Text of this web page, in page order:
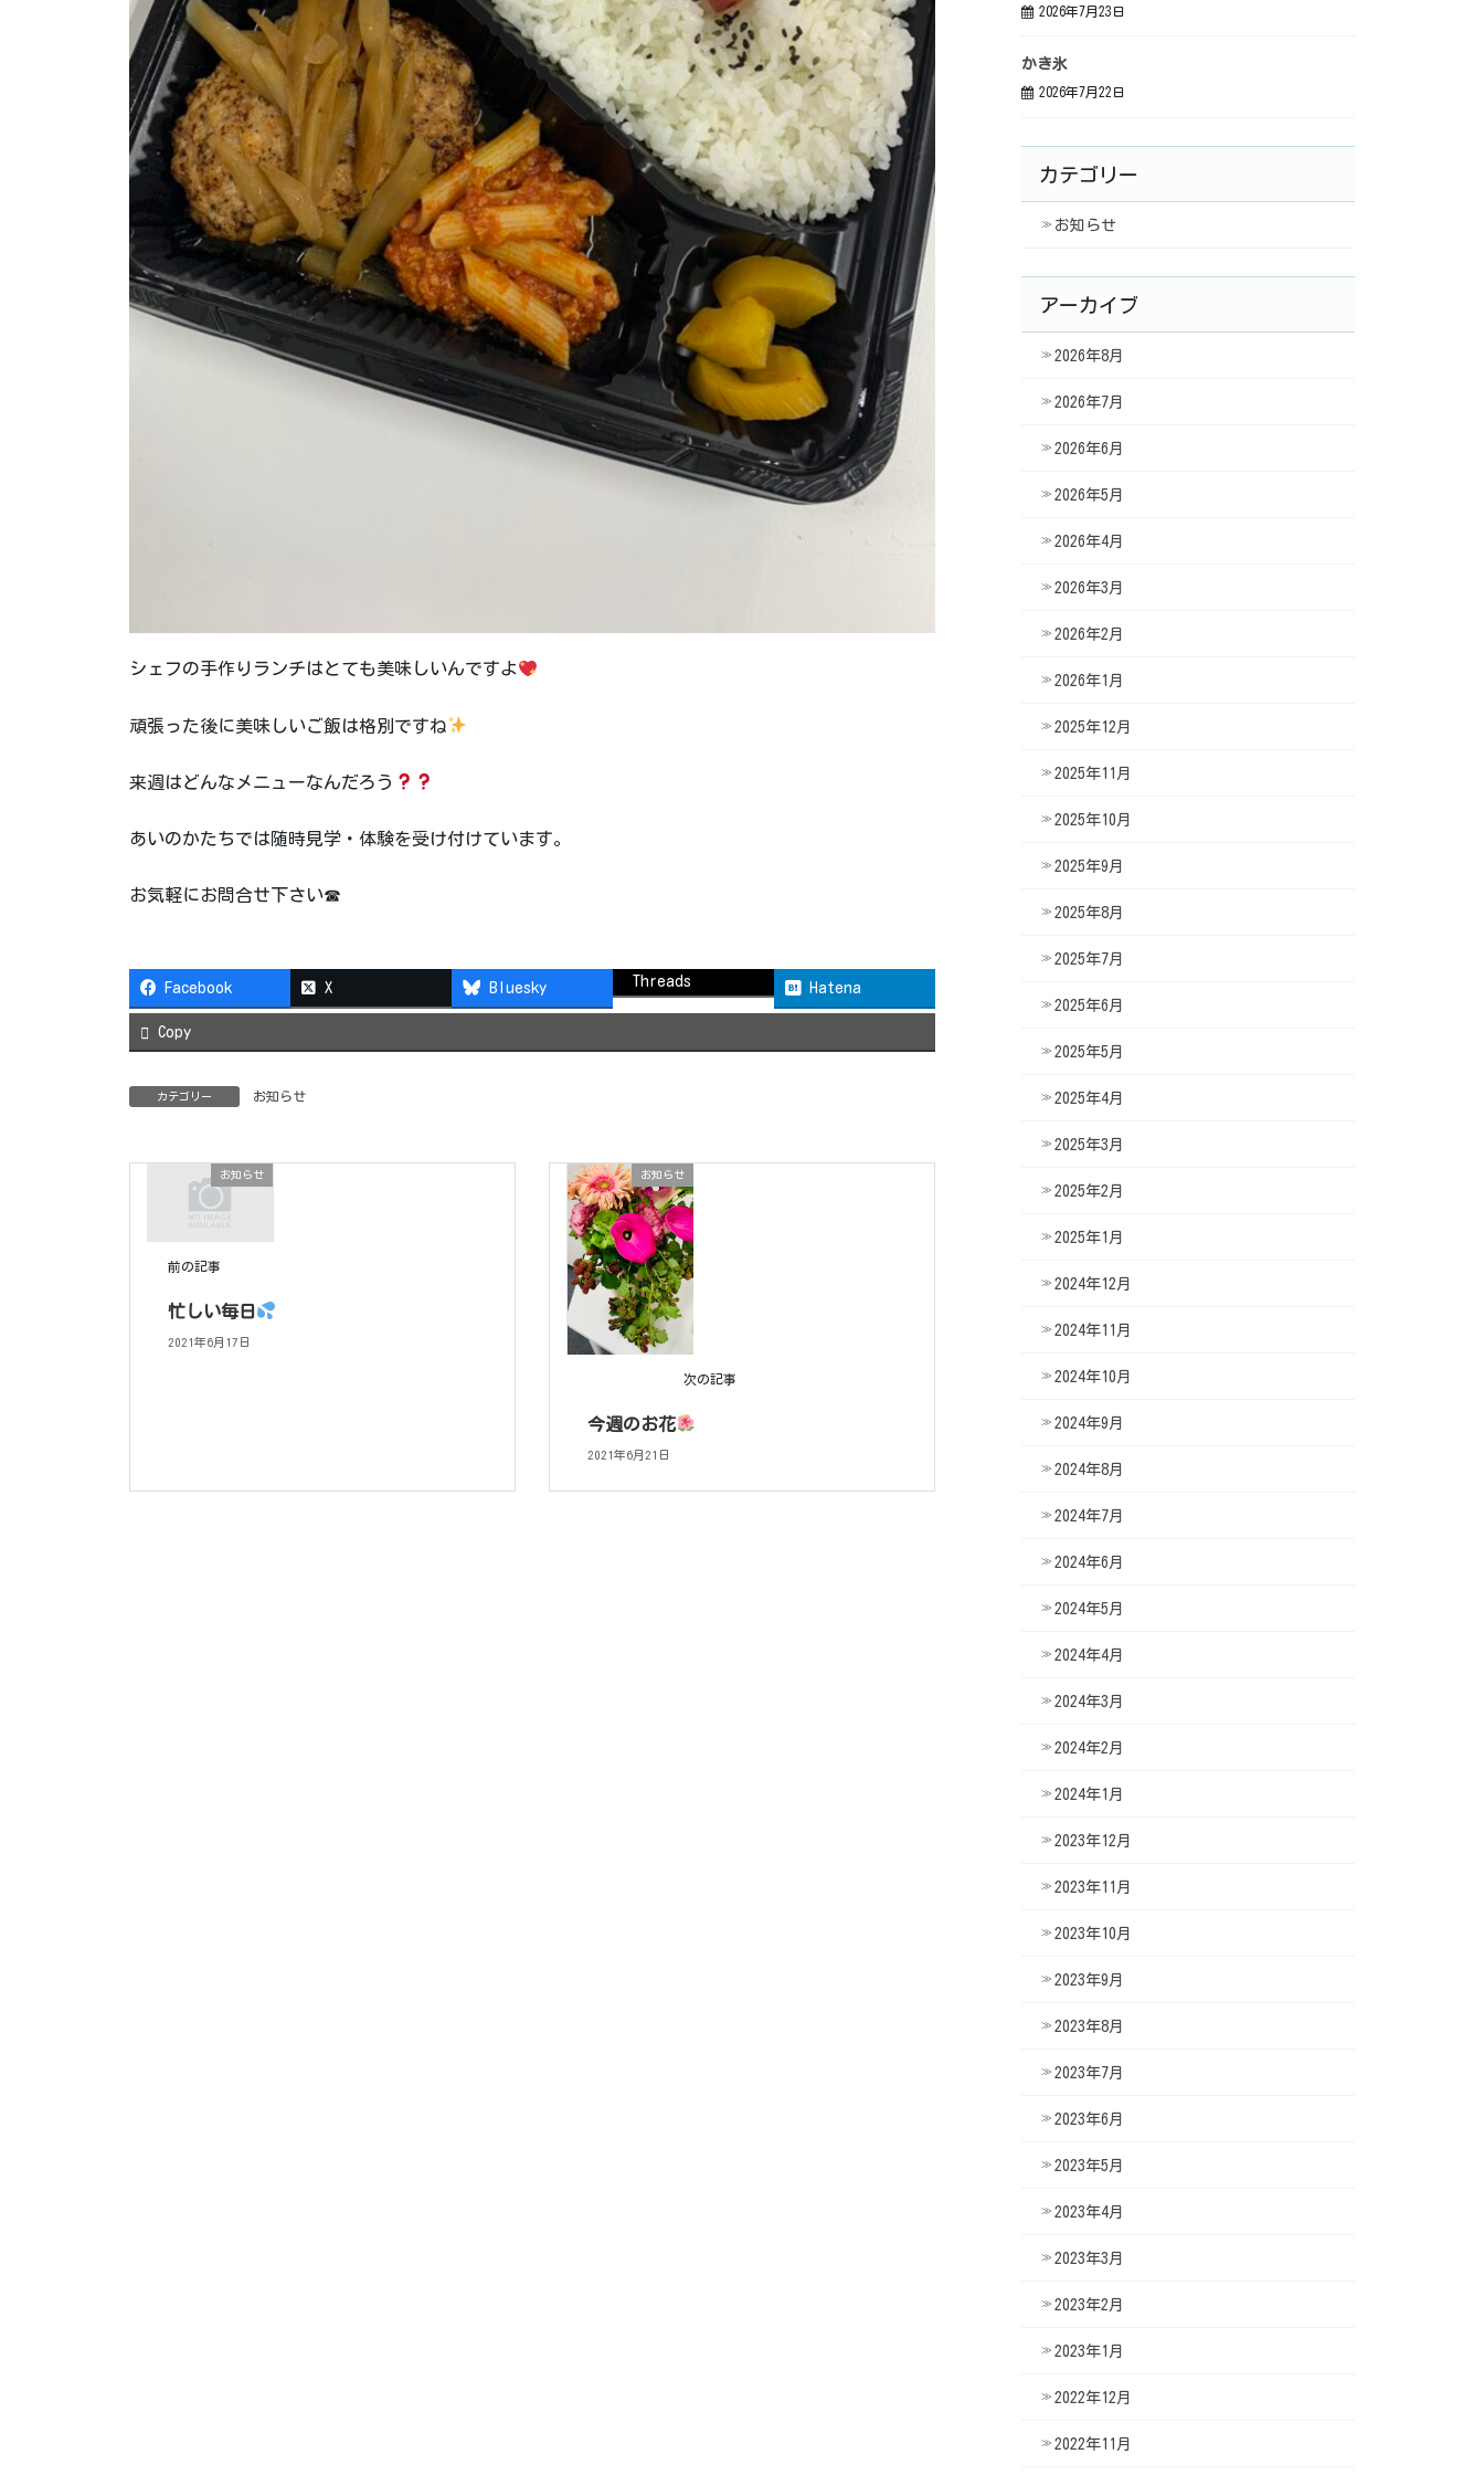
シェフの手作りランチはとても美味しいんですよ
頑張った後に美味しいご飯は格別ですね
来週はどんなメニューなんだろう
あいのかたちでは随時見学・体験を受け付けています。
お気軽にお問合せ下さい☎
Facebook X Bluesky Threads Hatena
Copy
カテゴリー お知らせ
お知らせ
前の記事
忙しい毎日
2021年6月17日
お知らせ
次の記事
今週のお花
2021年6月21日
2026年7月23日
かき氷
2026年7月22日
カテゴリー
お知らせ
アーカイブ
2026年8月
2026年7月
2026年6月
2026年5月
2026年4月
2026年3月
2026年2月
2026年1月
2025年12月
2025年11月
2025年10月
2025年9月
2025年8月
2025年7月
2025年6月
2025年5月
2025年4月
2025年3月
2025年2月
2025年1月
2024年12月
2024年11月
2024年10月
2024年9月
2024年8月
2024年7月
2024年6月
2024年5月
2024年4月
2024年3月
2024年2月
2024年1月
2023年12月
2023年11月
2023年10月
2023年9月
2023年8月
2023年7月
2023年6月
2023年5月
2023年4月
2023年3月
2023年2月
2023年1月
2022年12月
2022年11月